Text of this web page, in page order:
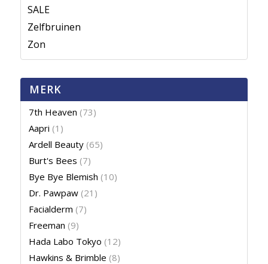
SALE
Zelfbruinen
Zon
MERK
7th Heaven (73)
Aapri (1)
Ardell Beauty (65)
Burt's Bees (7)
Bye Bye Blemish (10)
Dr. Pawpaw (21)
Facialderm (7)
Freeman (9)
Hada Labo Tokyo (12)
Hawkins & Brimble (8)